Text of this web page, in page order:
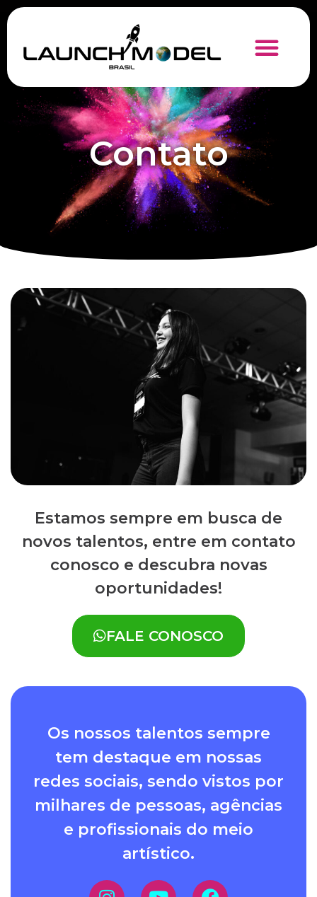
Contato
Estamos sempre em busca de
novos talentos, entre em contato
conosco e descubra novas
oportunidades!
FALE CONOSCO
Os nossos talentos sempre
tem destaque em nossas
redes sociais, sendo vistos por
milhares de pessoas, agências
e profissionais do meio
artístico.